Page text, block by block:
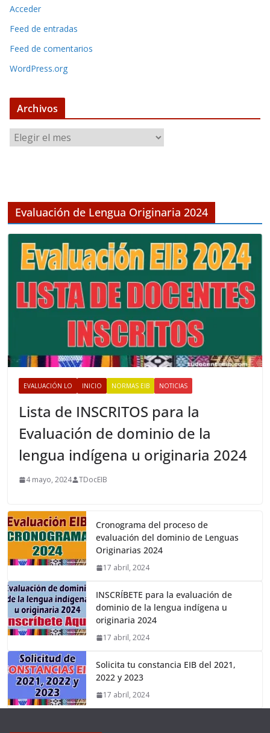
Acceder
Feed de entradas
Feed de comentarios
WordPress.org
Archivos
r
o
Evaluación de Lengua Originaria 2024
EVALUACIÓN LO INICIO NORMAS EIB NOTICIAS
Lista de INSCRITOS para la
Evaluación de dominio de la
lengua indígena u originaria 2024
4 mayo, 2024 TDocEIB
Cronograma del proceso de
evaluación del dominio de Lenguas
Originarias 2024
17 abril, 2024
INSCRÍBETE para la evaluación de
dominio de la lengua indígena u
originaria 2024
17 abril, 2024
Solicita tu constancia EIB del 2021,
2022 y 2023
17 abril, 2024